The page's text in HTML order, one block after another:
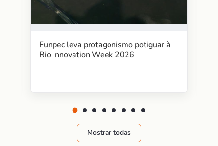
Funpec leva protagonismo potiguar à
Rio Innovation Week 2026
Mostrar todas